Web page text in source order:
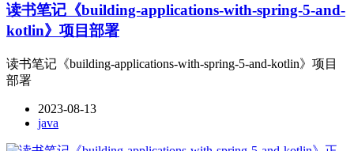
读书笔记《building-applications-with-spring-5-and-
kotlin》项目部署
读书笔记《building-applications-with-spring-5-and-kotlin》项目
部署
2023-08-13
java